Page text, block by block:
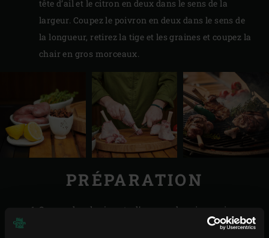
tête d’ail et le citron en deux dans le sens de la
largeur. Coupez le poivron en deux dans le sens de
la longueur, retirez la tige et les graines et coupez la
chair en gros morceaux.
PRÉPARATION
Saupoudrez les jarrets d’agneau de poivre noir
fraîchement moulu et de sel. Placez-les sur la grille